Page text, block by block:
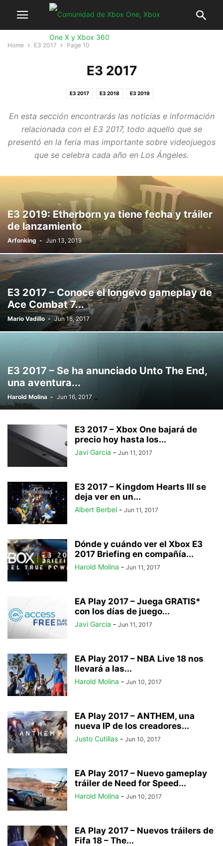
Home E3 2017 Page 10
E3 2017
E3 2017 E3 2018 E3 2019
En esta sección encontrarás las noticias e información
relacionada con el E3 2017, todo aquello que se
presentó en la feria mas importante sobre videojuegos
que se celebra cada año en Los Ángeles.
E3 2019: Etherborn ya tiene fecha y tráiler
de lanzamiento
Arfonking - Jun 13, 2019
E3 2017 – Conoce el longevo gameplay de
Ace Combat 7...
Mario Vadillo - Jun 18, 2017
E3 2017 – Se ha anunciado Unto The End,
una aventura...
Harold Molina - Jun 16, 2017
E3 2017 – Xbox One bajará de
precio hoy hasta los...
Javi Garcia - Jun 11, 2017
E3 2017 – Kingdom Hearts III se
deja ver en un...
Albert Berbel - Jun 11, 2017
Dónde y cuándo ver el Xbox E3
2017 Briefing en compañía...
Harold Molina - Jun 11, 2017
EA Play 2017 – Juega GRATIS*
con los días de juego...
Javi Garcia - Jun 11, 2017
EA Play 2017 – NBA Live 18 nos
llevará a las...
Harold Molina - Jun 10, 2017
EA Play 2017 – ANTHEM, una
nueva IP de los creadores...
Justo Cutillas - Jun 10, 2017
EA Play 2017 – Nuevo gameplay
tráiler de Need for Speed...
Harold Molina - Jun 10, 2017
EA Play 2017 – Nuevos tráilers de
Fifa 18 – The...